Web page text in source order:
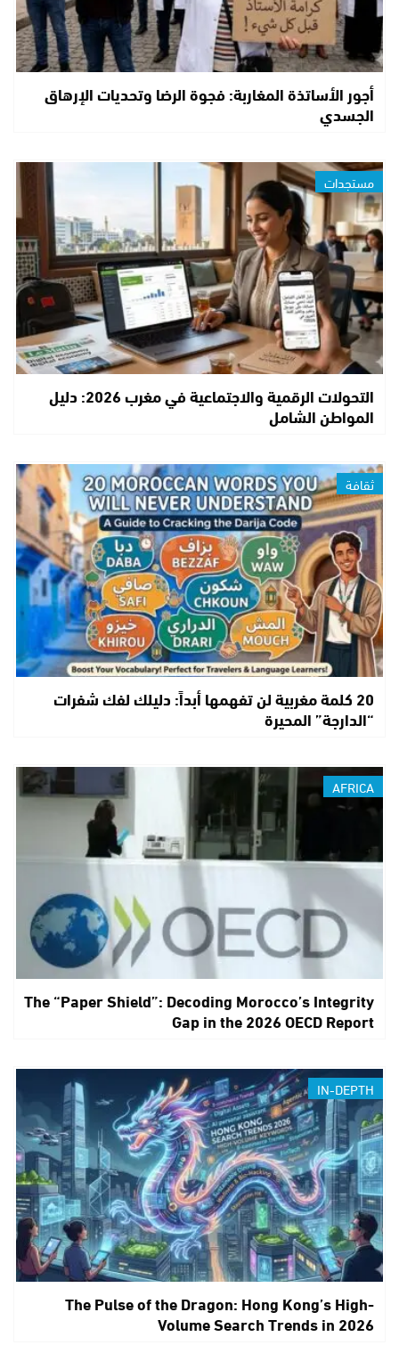
أجور الأساتذة المغاربة: فجوة الرضا وتحديات الإرهاق
الجسدي
مستجدات
التحولات الرقمية والاجتماعية في مغرب 2026: دليل
المواطن الشامل
ثقافة
20 كلمة مغربية لن تفهمها أبداً: دليلك لفك شفرات
“الدارجة” المحيرة
AFRICA
The “Paper Shield”: Decoding Morocco’s Integrity
Gap in the 2026 OECD Report
IN-DEPTH
The Pulse of the Dragon: Hong Kong’s High-
Volume Search Trends in 2026